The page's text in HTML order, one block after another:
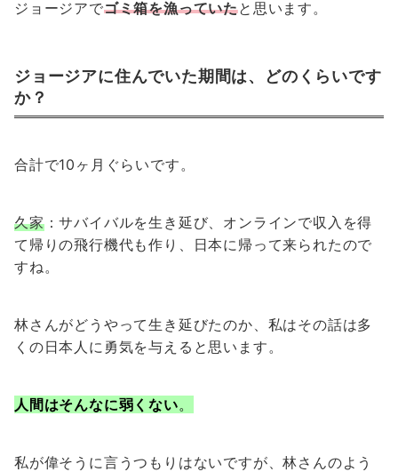
ジョージアでゴミ箱を漁っていたと思います。
ジョージアに住んでいた期間は、どのくらいです
か？
合計で10ヶ月ぐらいです。
久家：サバイバルを生き延び、オンラインで収入を得
て帰りの飛行機代も作り、日本に帰って来られたので
すね。
林さんがどうやって生き延びたのか、私はその話は多
くの日本人に勇気を与えると思います。
人間はそんなに弱くない。
私が偉そうに言うつもりはないですが、林さんのよう